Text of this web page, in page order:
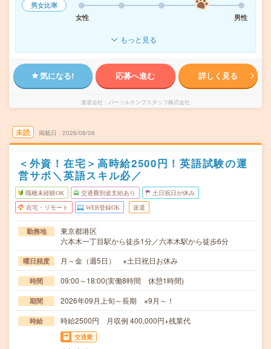
男女比率
女性
男性
もっと見る
気になる! 応募へ進む 詳しく見る
派遣会社 パーソルテンプスタッフ株式会社
未読 掲載日 2026/08/06
＜外資！在宅＞高時給2500円！英語試験の運
営サポ＼英語スキル必／
職種未経験OK 交通費別途支給あり 土日祝日が休み
在宅・リモート WEB登録OK 派遣
勤務地
東京都港区
六本木一丁目駅から徒歩1分／六本木駅から徒歩6分
曜日頻度 月～金（週5日） ※土日祝日お休み
時間 09:00～18:00(実働8時間 休憩1時間)
期間 2026年09月上旬～長期 ※9月～！
時給 時給2500円 月収例 400,000円+残業代
交通費